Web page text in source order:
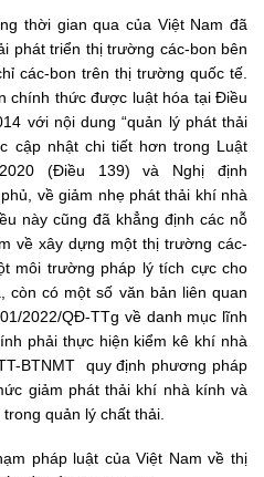
thời gian qua của Việt Nam đã
phát triển thị trường các-bon bên
các-bon trên thị trường quốc tế.
chính thức được luật hóa tại Điều
với nội dung “quản lý phát thải
cập nhật chi tiết hơn trong Luật
(Điều 139) và Nghị định
về giảm nhẹ phát thải khí nhà
này cũng đã khẳng định các nỗ
về xây dựng một thị trường các-
môi trường pháp lý tích cực cho
còn có một số văn bản liên quan
2022/QĐ-TTg về danh mục lĩnh
phải thực hiện kiểm kê khí nhà
BTNMT quy định phương pháp
giảm phát thải khí nhà kính và
quản lý chất thải.
pháp luật của Việt Nam về thị